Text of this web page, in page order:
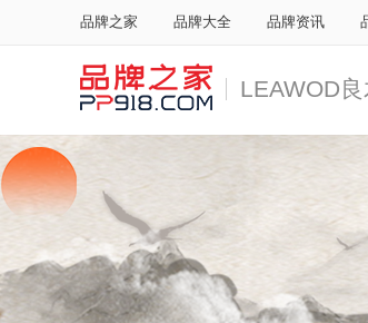
品牌之家 品牌大全 品牌资讯
LEAWOD良